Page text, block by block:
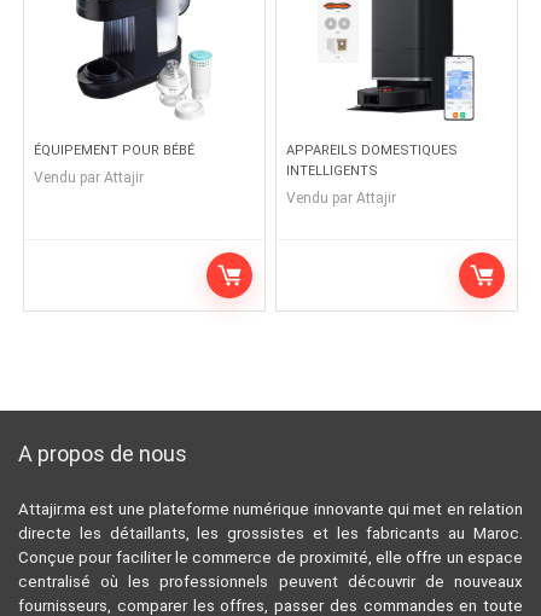
ÉQUIPEMENT POUR BÉBÉ
Vendu par Attajir
APPAREILS DOMESTIQUES
INTELLIGENTS
Vendu par Attajir
A propos de nous
Attajir.ma est une plateforme numérique innovante qui met en relation
directe les détaillants, les grossistes et les fabricants au Maroc.
Conçue pour faciliter le commerce de proximité, elle offre un espace
centralisé où les professionnels peuvent découvrir de nouveaux
fournisseurs, comparer les offres, passer des commandes en toute